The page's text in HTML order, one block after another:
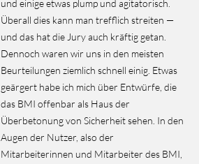
und einige etwas plump und agitatorisch.
Überall dies kann man trefflich streiten —
und das hat die Jury auch kräftig getan.
Dennoch waren wir uns in den meisten
Beurteilungen ziemlich schnell einig. Etwas
geärgert habe ich mich über Entwürfe, die
das BMI offenbar als Haus der
Überbetonung von Sicherheit sehen. In den
Augen der Nutzer, also der
Mitarbeiterinnen und Mitarbeiter des BMI,